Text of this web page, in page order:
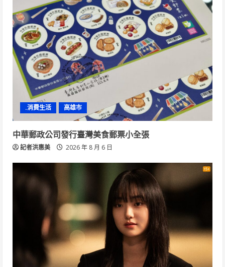
.消費生活 高雄市
中華郵政公司發行臺灣美食郵票小全張
記者洪惠美 2026 年 8 月 6 日